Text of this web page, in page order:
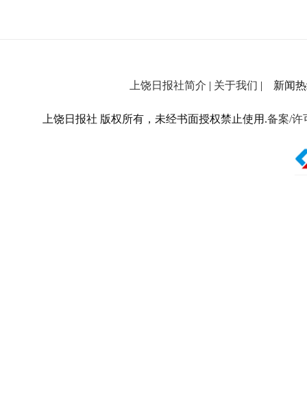
上饶日报社简介 | 关于我们 | 新闻热
上饶日报社 版权所有，未经书面授权禁止使用.备案/许